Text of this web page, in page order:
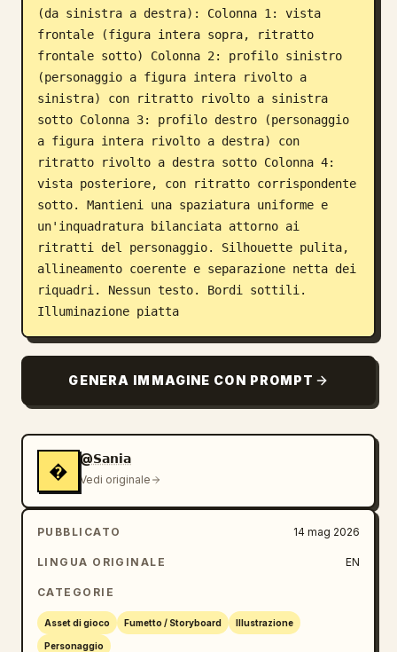
(da sinistra a destra): Colonna 1: vista
frontale (figura intera sopra, ritratto
frontale sotto) Colonna 2: profilo sinistro
(personaggio a figura intera rivolto a
sinistra) con ritratto rivolto a sinistra
sotto Colonna 3: profilo destro (personaggio
a figura intera rivolto a destra) con
ritratto rivolto a destra sotto Colonna 4:
vista posteriore, con ritratto corrispondente
sotto. Mantieni una spaziatura uniforme e
un'inquadratura bilanciata attorno ai
ritratti del personaggio. Silhouette pulita,
allineamento coerente e separazione netta dei
riquadri. Nessun testo. Bordi sottili.
Illuminazione piatta
GENERA IMMAGINE CON PROMPT
�
@𝗦𝗮𝗻𝗶𝗮
Vedi originale
PUBBLICATO 14 mag 2026
LINGUA ORIGINALE EN
CATEGORIE
Asset di gioco Fumetto / Storyboard Illustrazione
Personaggio